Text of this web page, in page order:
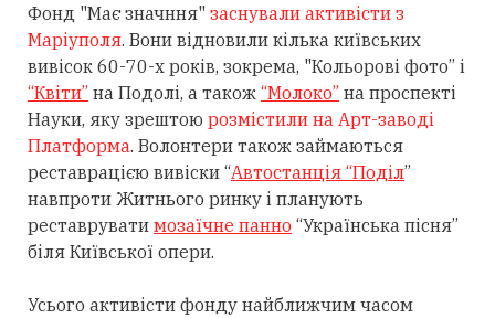
Фонд "Має значння" заснували активісти з
Маріуполя. Вони відновили кілька київських
вивісок 60-70-х років, зокрема, "Кольорові фото” і
“Квіти” на Подолі, а також “Молоко” на проспекті
Науки, яку зрештою розмістили на Арт-заводі
Платформа. Волонтери також займаються
реставрацією вивіски “Автостанція “Поділ”
навпроти Житнього ринку і планують
реставрувати мозаїчне панно “Українська пісня”
біля Київської опери.
Усього активісти фонду найближчим часом